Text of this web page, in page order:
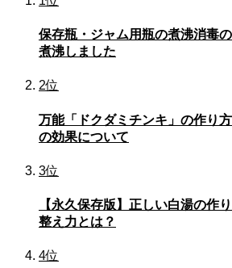
保存瓶・ジャム用瓶の煮沸消毒
煮沸しました
2位
万能「ドクダミチンキ」の作り
の効果について
3位
【永久保存版】正しい白湯の作
整え力とは？
4位